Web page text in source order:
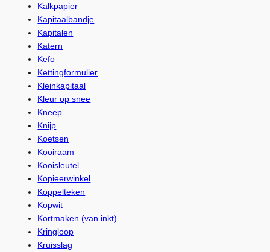
Kalkpapier
Kapitaalbandje
Kapitalen
Katern
Kefo
Kettingformulier
Kleinkapitaal
Kleur op snee
Kneep
Knijp
Koetsen
Kooiraam
Kooisleutel
Kopieerwinkel
Koppelteken
Kopwit
Kortmaken (van inkt)
Kringloop
Kruisslag